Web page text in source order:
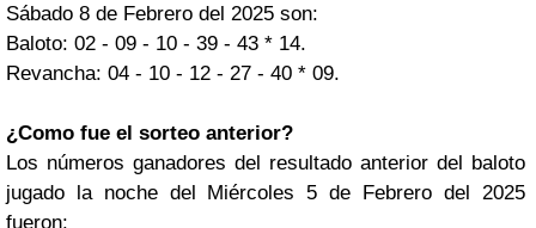
Sábado 8 de Febrero del 2025 son:
Baloto: 02 - 09 - 10 - 39 - 43 * 14.
Revancha: 04 - 10 - 12 - 27 - 40 * 09.
¿Como fue el sorteo anterior?
Los números ganadores del resultado anterior del baloto
jugado la noche del Miércoles 5 de Febrero del 2025
fueron: